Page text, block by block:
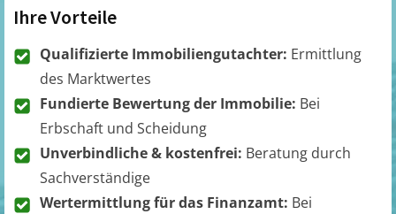
Ihre Vorteile
Qualifizierte Immobiliengutachter: Ermittlung
des Marktwertes
Fundierte Bewertung der Immobilie: Bei
Erbschaft und Scheidung
Unverbindliche & kostenfrei: Beratung durch
Sachverständige
Wertermittlung für das Finanzamt: Bei